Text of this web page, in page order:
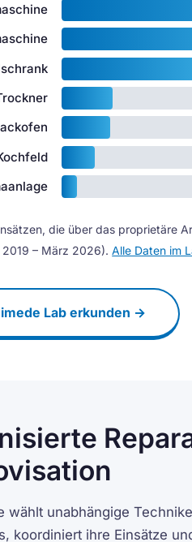
die über das proprietäre
2019 – März 2026).Alle Daten im
Lab erkunden →
wählt unabhängige
koordiniert ihre Einsätze